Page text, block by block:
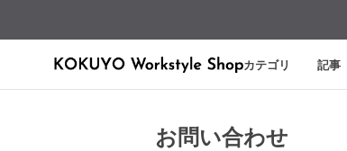
カテゴリ 記事
お問い合わせ